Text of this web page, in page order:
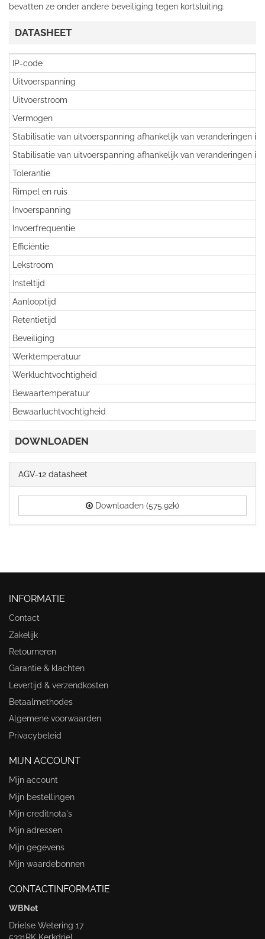
bevatten ze onder andere beveiliging tegen kortsluiting.
DATASHEET
IP-code
Uitvoerspanning
Uitvoerstroom
Vermogen
Stabilisatie van uitvoerspanning afhankelijk van veranderingen in
Stabilisatie van uitvoerspanning afhankelijk van veranderingen in
Tolerantie
Rimpel en ruis
Invoerspanning
Invoerfrequentie
Efficiëntie
Lekstroom
Insteltijd
Aanlooptijd
Retentietijd
Beveiliging
Werktemperatuur
Werkluchtvochtigheid
Bewaartemperatuur
Bewaarluchtvochtigheid
DOWNLOADEN
AGV-12 datasheet
Downloaden (575.92k)
INFORMATIE
Contact
Zakelijk
Retourneren
Garantie & klachten
Levertijd & verzendkosten
Betaalmethodes
Algemene voorwaarden
Privacybeleid
MIJN ACCOUNT
Mijn account
Mijn bestellingen
Mijn creditnota's
Mijn adressen
Mijn gegevens
Mijn waardebonnen
CONTACTINFORMATIE
WBNet
Drielse Wetering 17